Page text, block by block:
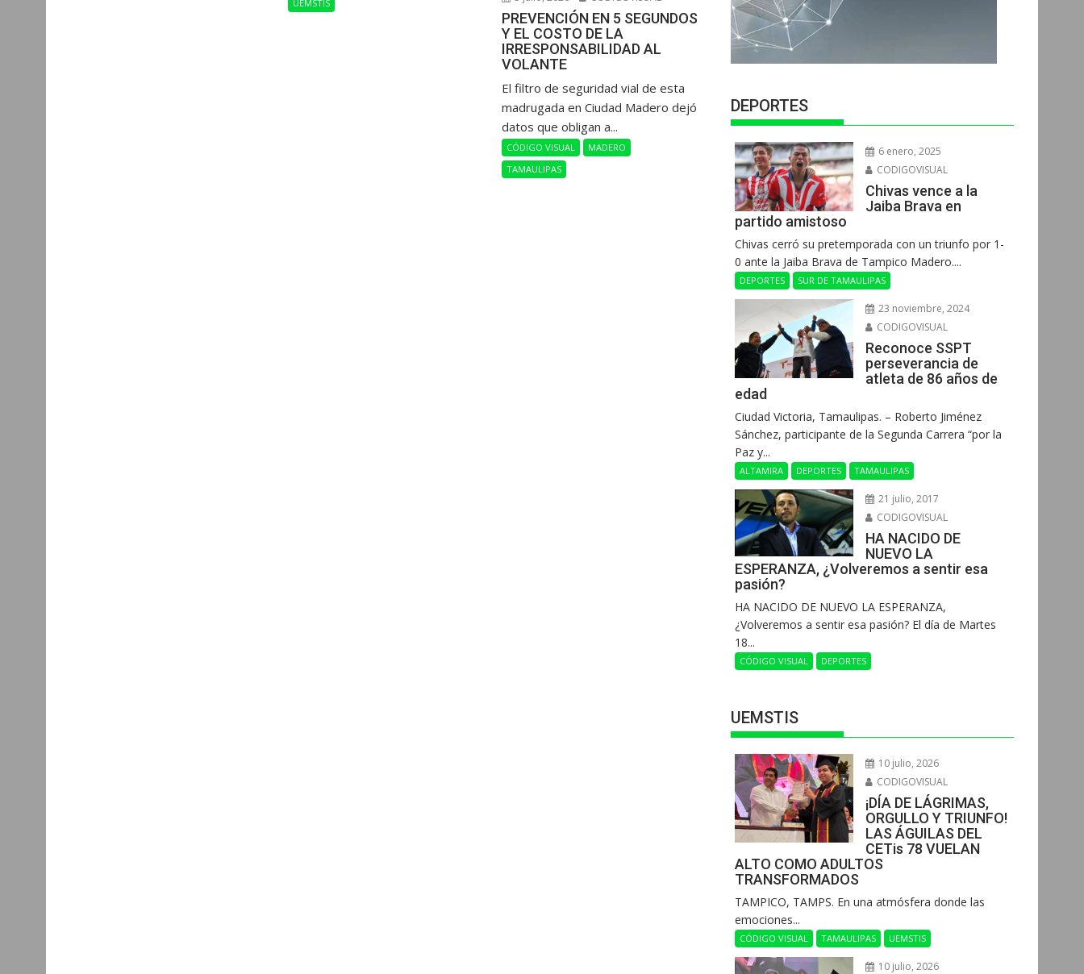
UEMSTIS
PREVENCIÓN EN 5 SEGUNDOS
Y EL COSTO DE LA
IRRESPONSABILIDAD AL
VOLANTE
​El filtro de seguridad vial de esta
madrugada en Ciudad Madero dejó
datos que obligan a...
CÓDIGO VISUAL
MADERO
TAMAULIPAS
DEPORTES
6 enero, 2025
CODIGOVISUAL
Chivas vence a la
Jaiba Brava en
partido amistoso
Chivas cerró su pretemporada con un triunfo por 1-
0 ante la Jaiba Brava de Tampico Madero....
DEPORTES SUR DE TAMAULIPAS
23 noviembre, 2024
CODIGOVISUAL
Reconoce SSPT
perseverancia de
atleta de 86 años de
edad
Ciudad Victoria, Tamaulipas. – Roberto Jiménez
Sánchez, participante de la Segunda Carrera “por la
Paz y...
ALTAMIRA DEPORTES TAMAULIPAS
21 julio, 2017
CODIGOVISUAL
HA NACIDO DE
NUEVO LA
ESPERANZA, ¿Volveremos a sentir esa
pasión?
HA NACIDO DE NUEVO LA ESPERANZA,
¿Volveremos a sentir esa pasión? El día de Martes
18...
CÓDIGO VISUAL DEPORTES
UEMSTIS
10 julio, 2026
CODIGOVISUAL
¡DÍA DE LÁGRIMAS,
ORGULLO Y TRIUNFO!
LAS ÁGUILAS DEL
CETis 78 VUELAN
ALTO COMO ADULTOS
TRANSFORMADOS
​TAMPICO, TAMPS. En una atmósfera donde las
emociones...
CÓDIGO VISUAL TAMAULIPAS UEMSTIS
10 julio, 2026